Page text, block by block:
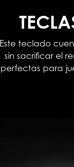
Este teclado
sin sacrificar el
perfectas para